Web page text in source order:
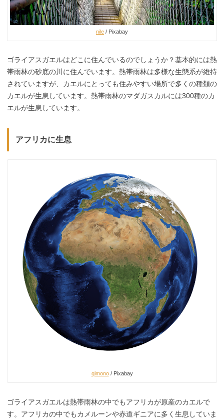
nile / Pixabay
ゴライアスガエルはどこに住んでいるのでしょうか？基本的には熱
帯雨林の砂底の川に住んでいます。熱帯雨林は多様な生態系が維持
されていますが、カエルにとっても住みやすい場所で多くの種類の
カエルが生息しています。熱帯雨林のマダガスカルには300種のカ
エルが生息しています。
アフリカに生息
qimono/ Pixabay
ゴライアスガエルは熱帯雨林の中でもアフリカが原産のカエルで
す。アフリカの中でもカメルーンや赤道ギニアに多く生息していま